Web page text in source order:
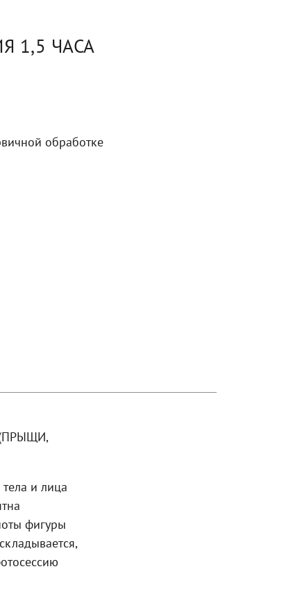
1,5 ЧАСА
обработке
и лица
фигуры